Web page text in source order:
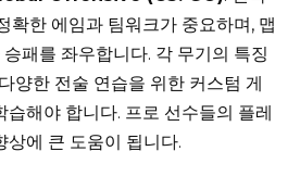
확한 에임과 팀워크가 중요하며, 맵
패를 좌우합니다. 각 무기의 특징
양한 전술 연습을 위한 커스텀 게
습해야 합니다. 프로 선수들의 플레
상에 큰 도움이 됩니다.